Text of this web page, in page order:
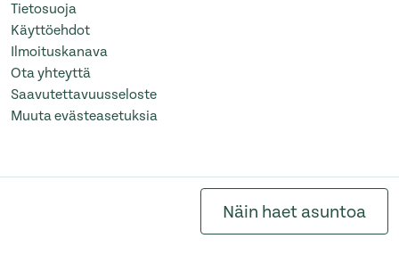
Tietosuoja
Käyttöehdot
Ilmoituskanava
Ota yhteyttä
Saavutettavuusseloste
Muuta evästeasetuksia
Näin haet asuntoa